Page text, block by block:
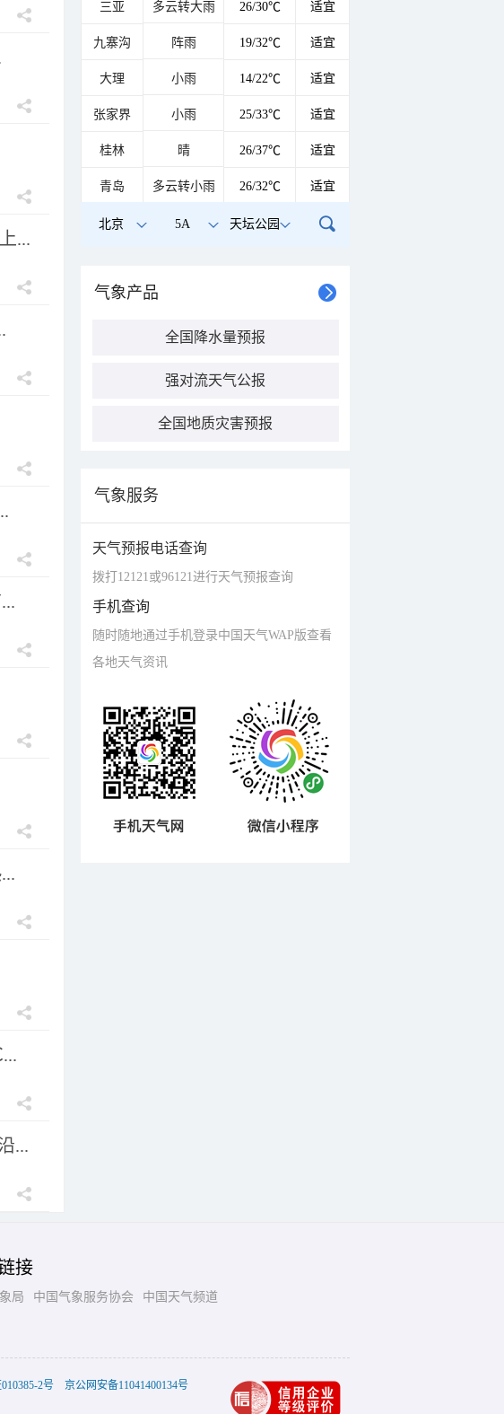
...
...
三亚 多云转大雨 26/30℃ 适宜
九寨沟 阵雨 19/32℃ 适宜
大理 小雨 14/22℃ 适宜
张家界 小雨 25/33℃ 适宜
桂林 晴 26/37℃ 适宜
青岛 多云转小雨 26/32℃ 适宜
北京 5A 天坛公园
气象产品
全国降水量预报
强对流天气公报
全国地质灾害预报
气象服务
天气预报电话查询
拨打12121或96121进行天气预报查询
手机查询
随时随地通过手机登录中国天气WAP版查看
各地天气资讯
接
局 中国气象服务协会 中国天气频道
2号 京公网安备11041400134号